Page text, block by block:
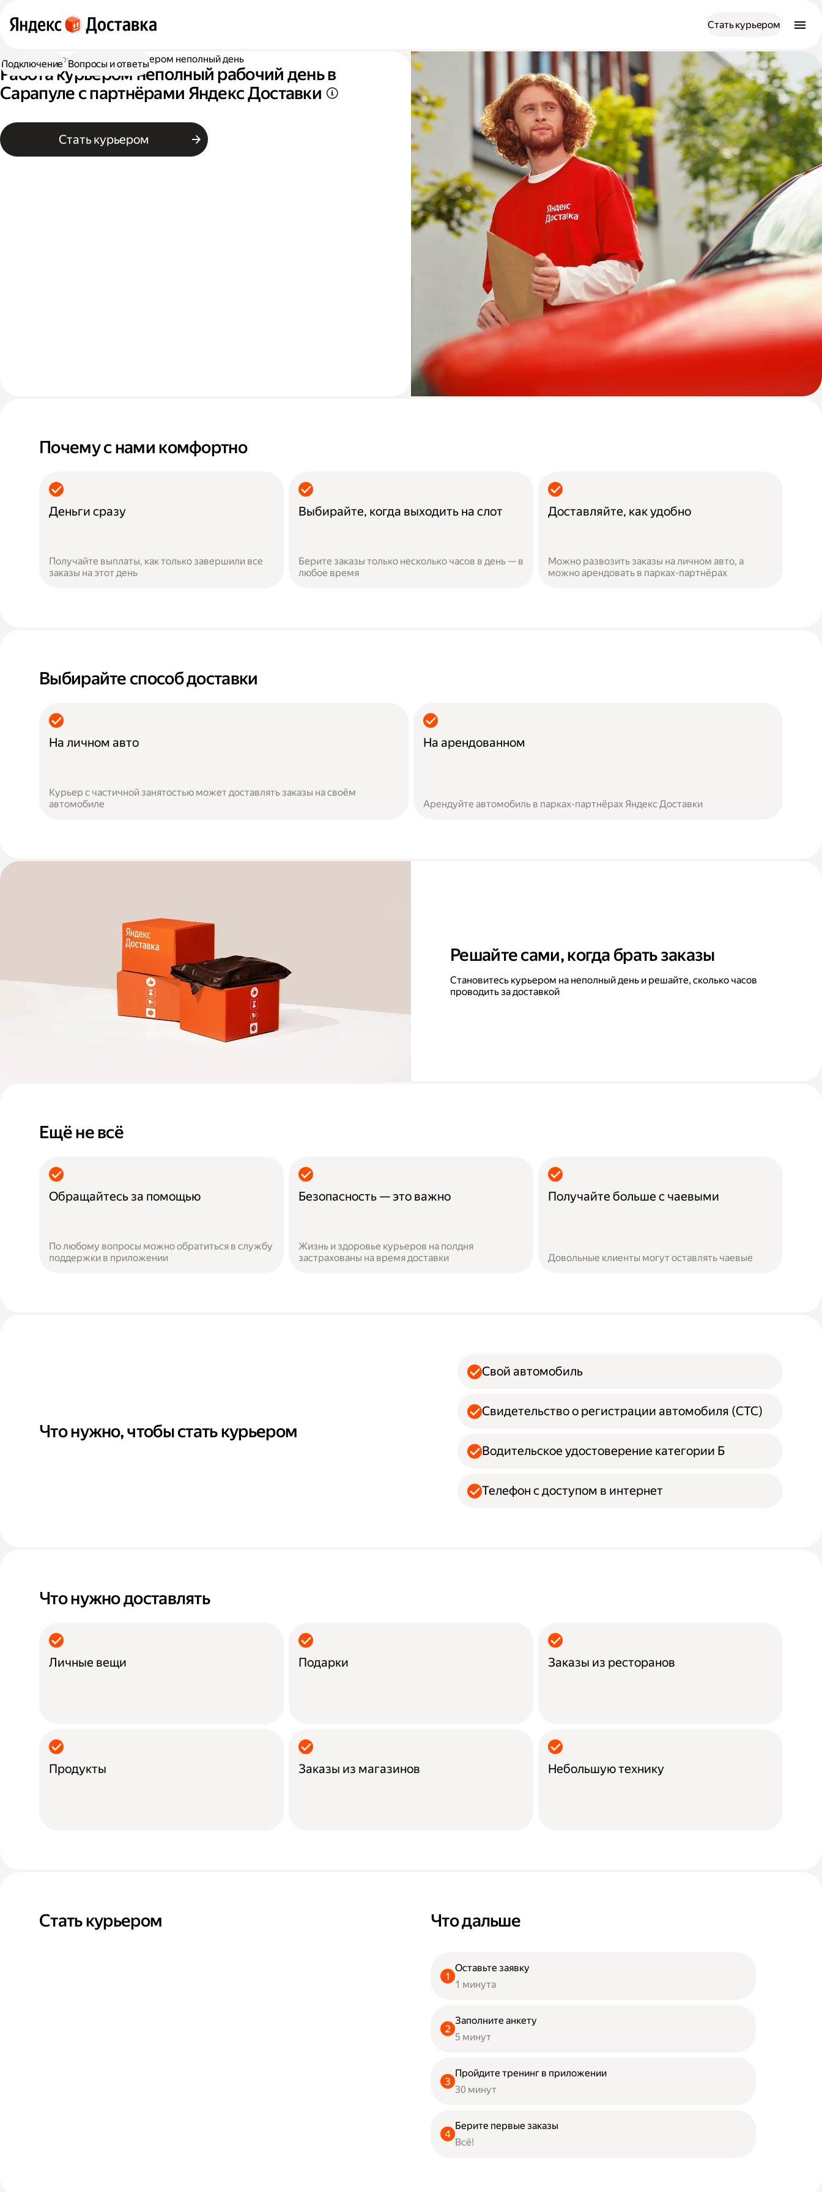
Стать курьером
Работа курьером Работа курьером неполный день
Работа курьером неполный рабочий день в
Сарапуле с партнёрами Яндекс Доставки
Стать курьером
Подключение Вопросы и ответы
Почему с нами комфортно
Деньги сразу
Получайте выплаты, как только завершили все
заказы на этот день
Выбирайте, когда выходить на слот
Берите заказы только несколько часов в день — в
любое время
Доставляйте, как удобно
Можно развозить заказы на личном авто, а
можно арендовать в парках-партнёрах
Выбирайте способ доставки
На личном авто
Курьер с частичной занятостью может доставлять заказы на своём
автомобиле
На арендованном
Арендуйте автомобиль в парках-партнёрах Яндекс Доставки
Решайте сами, когда брать заказы
Становитесь курьером на неполный день и решайте, сколько часов
проводить за доставкой
Ещё не всё
Обращайтесь за помощью
По любому вопросы можно обратиться в службу
поддержки в приложении
Безопасность — это важно
Жизнь и здоровье курьеров на полдня
застрахованы на время доставки
Получайте больше с чаевыми
Довольные клиенты могут оставлять чаевые
Что нужно, чтобы стать курьером
Свой автомобиль
Свидетельство о регистрации автомобиля (СТС)
Водительское удостоверение категории Б
Телефон с доступом в интернет
Что нужно доставлять
Личные вещи Подарки Заказы из ресторанов
Продукты Заказы из магазинов Небольшую технику
Стать курьером Что дальше
Оставьте заявку
1 минута
Заполните анкету
5 минут
Пройдите тренинг в приложении
30 минут
Берите первые заказы
Всё!